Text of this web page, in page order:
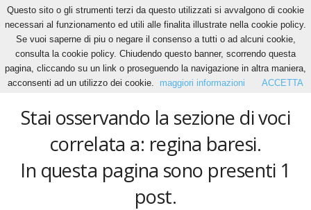
Home Tags Regina baresi
regina baresi
Stai osservando la sezione di voci
correlata a: regina baresi.
In questa pagina sono presenti 1
post.
Questo sito o gli strumenti terzi da questo utilizzati si avvalgono di cookie
necessari al funzionamento ed utili alle finalita illustrate nella cookie policy.
Se vuoi saperne di piu o negare il consenso a tutti o ad alcuni cookie,
consulta la cookie policy. Chiudendo questo banner, scorrendo questa
pagina, cliccando su un link o proseguendo la navigazione in altra maniera,
acconsenti ad un utilizzo dei cookie.
maggiori informazioni ACCETTA